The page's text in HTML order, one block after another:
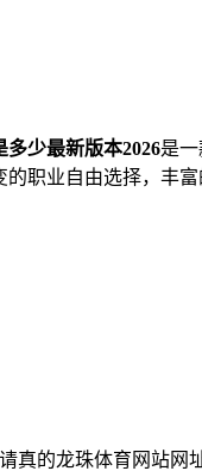
少最新版本2026是
职业自由选择，丰
的龙珠体育网站网址